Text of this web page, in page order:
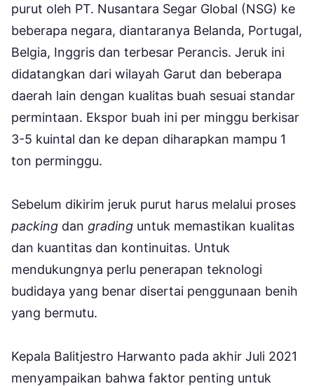
purut oleh PT. Nusantara Segar Global (NSG) ke
beberapa negara, diantaranya Belanda, Portugal,
Belgia, Inggris dan terbesar Perancis. Jeruk ini
didatangkan dari wilayah Garut dan beberapa
daerah lain dengan kualitas buah sesuai standar
permintaan. Ekspor buah ini per minggu berkisar
3-5 kuintal dan ke depan diharapkan mampu 1
ton perminggu.
Sebelum dikirim jeruk purut harus melalui proses
packing dan grading untuk memastikan kualitas
dan kuantitas dan kontinuitas. Untuk
mendukungnya perlu penerapan teknologi
budidaya yang benar disertai penggunaan benih
yang bermutu.
Kepala Balitjestro Harwanto pada akhir Juli 2021
menyampaikan bahwa faktor penting untuk